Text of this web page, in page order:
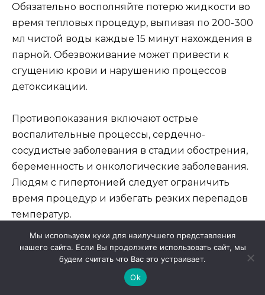
Обязательно восполняйте потерю жидкости во
время тепловых процедур, выпивая по 200-300
мл чистой воды каждые 15 минут нахождения в
парной. Обезвоживание может привести к
сгущению крови и нарушению процессов
детоксикации.
Противопоказания включают острые
воспалительные процессы, сердечно-
сосудистые заболевания в стадии обострения,
беременность и онкологические заболевания.
Людям с гипертонией следует ограничить
время процедур и избегать резких перепадов
температур.
Добавление эфирных масел эвкалипта,
можжевельника или грейпфрута в
ароматическую лампу сауны может усилить
Мы используем куки для наилучшего представления
нашего сайта. Если Вы продолжите использовать сайт, мы
будем считать что Вас это устраивает.
Ok